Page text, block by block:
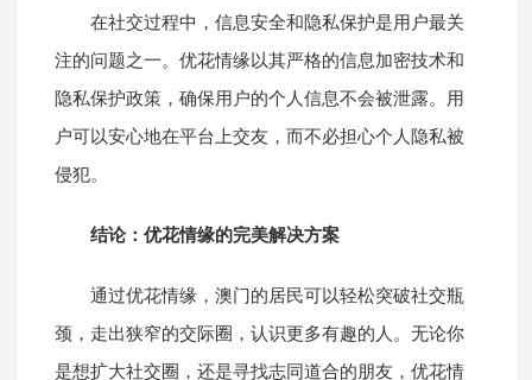
在社交过程中，信息安全和隐私保护是用户最关
注的问题之一。优花情缘以其严格的信息加密技术和
隐私保护政策，确保用户的个人信息不会被泄露。用
户可以安心地在平台上交友，而不必担心个人隐私被
侵犯。
结论：优花情缘的完美解决方案
通过优花情缘，澳门的居民可以轻松突破社交瓶
颈，走出狭窄的交际圈，认识更多有趣的人。无论你
是想扩大社交圈，还是寻找志同道合的朋友，优花情